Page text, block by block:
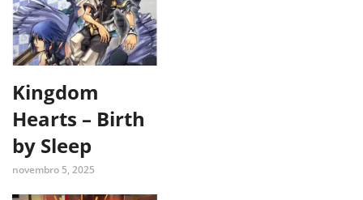
Kingdom
Hearts – Birth
by Sleep
novembro 5, 2025